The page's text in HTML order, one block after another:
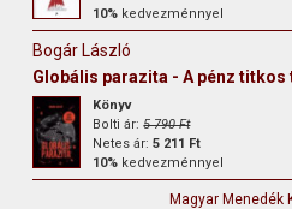
10% kedvezménnyel
Bogár László
Globális parazita - A pénz
Könyv
Bolti ár:5 790 Ft
Netes ár:5 211 Ft
10% kedvezménnyel
Magyar Menedék